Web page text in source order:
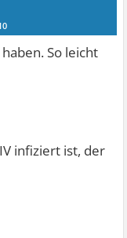
So leicht
infiziert ist, der